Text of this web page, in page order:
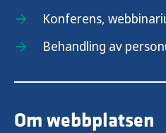
Konferens,
Behandling av
Om webbplatsen